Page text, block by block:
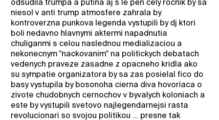
odsudila trumpa a putina aj s le pen cely rocnik by sa
niesol v anti trump atmosfere zahrala by
kontroverzna punkova legenda vystupili by dj ktori
boli nedavno hlavnymi aktermi napadnutia
chuliganmi s celou naslednou medializaciou a
nekonecnym "nackovanim" na politickych debatach
vedenych praveze zasadne z opacneho kridla ako
su sympatie organizatora by sa zas posielal fico do
basy vystupila by bosonoha cierna diva hovoriaca o
zivote chudobnych cernochov v byvalych koloniach a
este by vystupili svetovo najlegendarnejsi rasta
revolucionari so svojou politikou ... presne tak